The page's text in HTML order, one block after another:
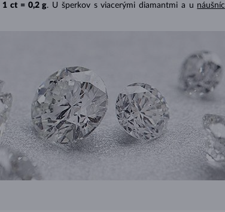
1 ct = 0,2 g. U šperkov s viacerými diamantmi a u náušníc